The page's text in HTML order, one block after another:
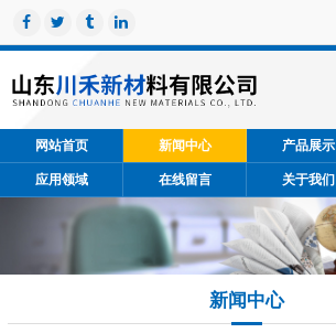
网站首页 新闻中心 产品展示
应用领域 在线留言 关于我们
新闻中心